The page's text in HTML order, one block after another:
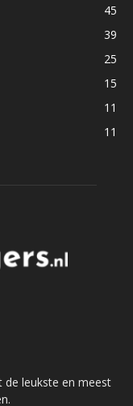
45
39
25
15
11
11
de leukste en meest